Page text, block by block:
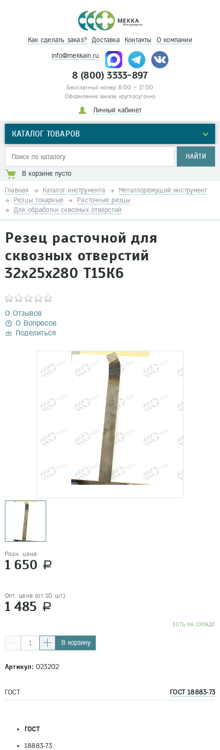
Как сделать заказ? Доставка Контакты О компании
info@mekkain.ru
8 (800) 3333-897
Бесплатный номер 8:00 – 17:00
Оформление заказа круглосуточно
Личный кабинет
КАТАЛОГ ТОВАРОВ
НАЙТИ
В корзине пусто
Главная Каталог инструмента
Металлорежущий инструмент
Резцы токарные
Расточные резцы
Для обработки сквозных отверстий
Резец расточной для
сквозных отверстий
32х25х280 Т15К6
0 Отзывов
0 Вопросов
Поделиться
Розн. цена:
1 650 a
Опт. цена (от 10 шт.):
1 485 a
EСТЬ НА СКЛАДЕ
В корзину
Артикул:023202
ГОСТ ГОСТ 18883-73
ГОСТ
18883-73